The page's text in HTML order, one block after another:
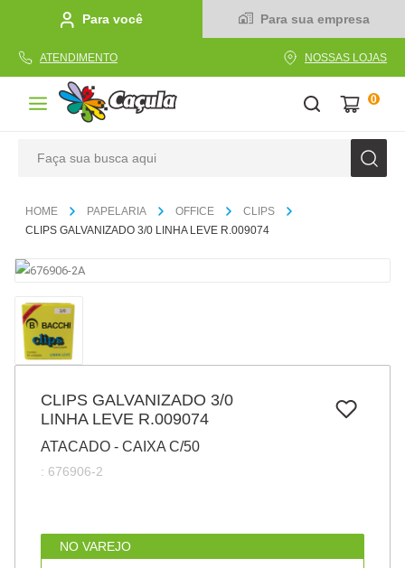
Para você Para sua empresa
ATENDIMENTO NOSSAS LOJAS
0
PAPELARIA OFFICE
CLIPS
CLIPS GALVANIZADO 3/0 LINHA LEVE R.009074
CLIPS GALVANIZADO 3/0
LINHA LEVE R.009074
ATACADO - CAIXA C/50
: 676906-2
NO VAREJO
1º caderno
2
4º tecido
5º caixa
papel
cola
barbante